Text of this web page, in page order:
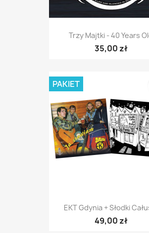
Trzy Majtki - 40 Years
35,00 zł
EKT Gdynia + Słodki
49,00 zł
PAKIET